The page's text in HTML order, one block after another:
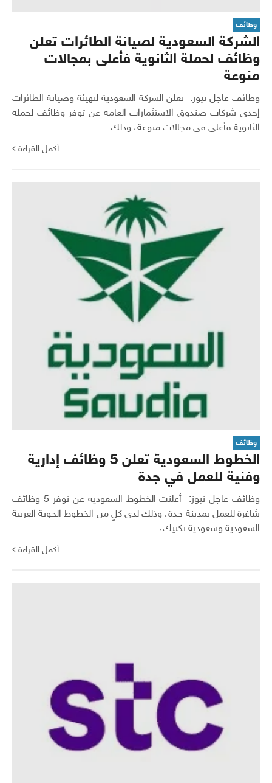
وظائف
الشركة السعودية لصيانة الطائرات تعلن
وظائف لحملة الثانوية فأعلى بمجالات
منوعة
وظائف عاجل نيوز: تعلن الشركة السعودية لتهيئة وصيانة الطائرات
إحدى شركات صندوق الاستثمارات العامة عن توفر وظائف لحملة
الثانوية فأعلى في مجالات منوعة، وذلك...
أكمل القراءة
وظائف
الخطوط السعودية تعلن 5 وظائف إدارية
وفنية للعمل في جدة
وظائف عاجل نيوز: أعلنت الخطوط السعودية عن توفر 5 وظائف
شاغرة للعمل بمدينة جدة، وذلك لدى كلٍ من الخطوط الجوية العربية
السعودية وسعودية تكنيك،...
أكمل القراءة